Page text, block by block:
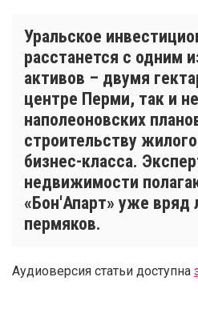
Уральское
расстанется с одним
активов – двумя
центре Перми, так и
наполеоновских
строительству
бизнес-класса.
недвижимости
«Бон'Апарт» уже вряд
пермяков.
Аудиоверсия статьи доступна